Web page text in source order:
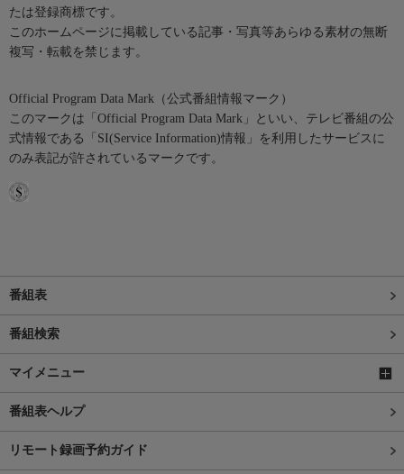
たは登録商標です。
このホームページに掲載している記事・写真等あらゆる素材の無断
複写・転載を禁じます。
Official Program Data Mark（公式番組情報マーク）
このマークは「Official Program Data Mark」といい、テレビ番組の公
式情報である「SI(Service Information)情報」を利用したサービスに
のみ表記が許されているマークです。
番組表
番組検索
マイメニュー
番組表ヘルプ
リモート録画予約ガイド